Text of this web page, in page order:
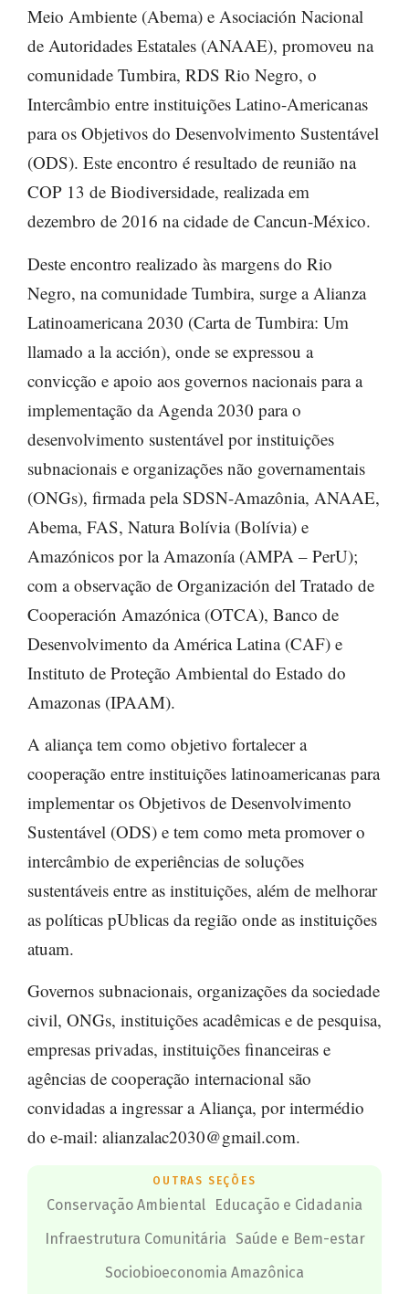
Meio Ambiente (Abema) e Asociación Nacional
de Autoridades Estatales (ANAAE), promoveu na
comunidade Tumbira, RDS Rio Negro, o
Intercâmbio entre instituições Latino-Americanas
para os Objetivos do Desenvolvimento Sustentável
(ODS). Este encontro é resultado de reunião na
COP 13 de Biodiversidade, realizada em
dezembro de 2016 na cidade de Cancun-México.
Deste encontro realizado às margens do Rio
Negro, na comunidade Tumbira, surge a Alianza
Latinoamericana 2030 (Carta de Tumbira: Um
llamado a la acción), onde se expressou a
convicção e apoio aos governos nacionais para a
implementação da Agenda 2030 para o
desenvolvimento sustentável por instituições
subnacionais e organizações não governamentais
(ONGs), firmada pela SDSN-Amazônia, ANAAE,
Abema, FAS, Natura Bolívia (Bolívia) e
Amazónicos por la Amazonía (AMPA – PerU);
com a observação de Organización del Tratado de
Cooperación Amazónica (OTCA), Banco de
Desenvolvimento da América Latina (CAF) e
Instituto de Proteção Ambiental do Estado do
Amazonas (IPAAM).
A aliança tem como objetivo fortalecer a
cooperação entre instituições latinoamericanas para
implementar os Objetivos de Desenvolvimento
Sustentável (ODS) e tem como meta promover o
intercâmbio de experiências de soluções
sustentáveis entre as instituições, além de melhorar
as políticas pUblicas da região onde as instituições
atuam.
Governos subnacionais, organizações da sociedade
civil, ONGs, instituições acadêmicas e de pesquisa,
empresas privadas, instituições financeiras e
agências de cooperação internacional são
convidadas a ingressar a Aliança, por intermédio
do e-mail: alianzalac2030@gmail.com.
OUTRAS SEÇÕES
Conservação Ambiental
Educação e Cidadania
Infraestrutura Comunitária Saúde e Bem-estar
Sociobioeconomia Amazônica